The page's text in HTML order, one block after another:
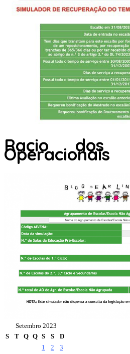
Racio dos
Operacionais
Setembro 2023
S
T Q Q S S
D
1
2 3